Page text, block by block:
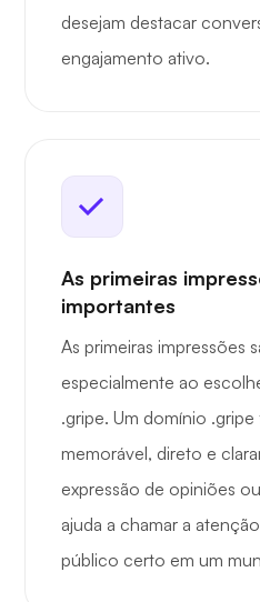
desejam destacar
engajamento ativo.
As primeiras
importantes
As primeiras impressões
especialmente ao
.gripe. Um domínio
memorável, direto e
expressão de opiniões
ajuda a chamar a
público certo em um